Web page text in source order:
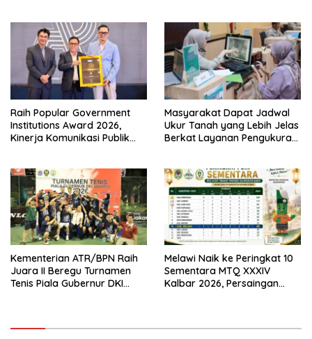
Raih Popular Government
Institutions Award 2026,
Kinerja Komunikasi Publik
Masyarakat Dapat Jadwal
Ukur Tanah yang Lebih Jelas
Berkat Layanan Pengukuran
Kementerian ATR/BPN Raih
Juara II Beregu Turnamen
Tenis Piala Gubernur DKI
Melawi Naik ke Peringkat 10
Sementara MTQ XXXIV
Kalbar 2026, Persaingan